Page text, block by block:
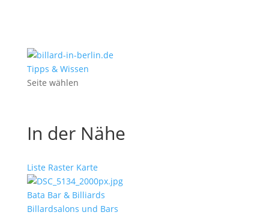
Tipps & Wissen
Seite wählen
In der Nähe
Liste Raster Karte
Bata Bar & Billiards
Billardsalons und Bars